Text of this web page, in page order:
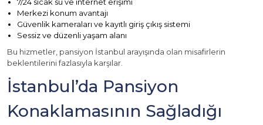
Merkezi konum avantajı
Güvenlik kameraları ve kayıtlı giriş çıkış sistemi
Sessiz ve düzenli yaşam alanı
Bu hizmetler, pansiyon İstanbul arayışında olan misafirlerin
beklentilerini fazlasıyla karşılar.
İstanbul’da Pansiyon
Konaklamasının Sağladığı